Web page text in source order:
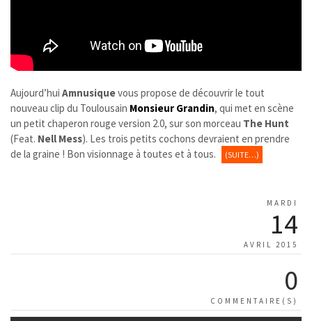
Aujourd’hui Amnusiquevous propose de découvrir le tout
nouveau clip du Toulousain Monsieur Grandin, qui met en scène
un petit chaperon rouge version 2.0, sur son morceau The Hunt
(Feat. Nell Mess). Les trois petits cochons devraient en prendre
de la graine ! Bon visionnage à toutes et à tous.
(SUITE…)
MARDI
14
AVRIL 2015
0
COMMENTAIRE(S)